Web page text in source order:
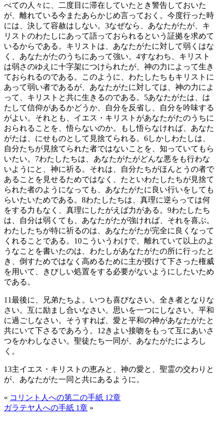
べての人々に、二度目に滞在していたとき警告しておいた
が、離れている今またあらかじめ言っておく。今度行った時
には、決して容赦はしない。 3なぜなら、あなたがたが、キ
リストのわたしにあって語っておられるという証拠を求めて
いるからである。キリストは、あなたがたに対して弱くはな
く、あなたがたのうちにあって強い。 4すなわち、キリスト
は弱さのゆえに十字架につけられたが、神の力によって生き
ておられるのである。このように、わたしたちもキリストに
あって弱い者であるが、あなたがたに対しては、神の力によ
って、キリストと共に生きるのである。 5あなたがたは、は
たして信仰があるかどうか、自分を反省し、自分を吟味する
がよい。それとも、イエス・キリストがあなたがたのうちに
おられることを、悟らないのか。もし悟らなければ、あなた
がたは、にせものとして見捨てられる。 6しかしわたしは、
自分たちが見捨てられた者ではないことを、知っていてもら
いたい。 7わたしたちは、あなたがたがどんな悪をも行わな
いようにと、神に祈る。それは、自分たちがほんとうの者で
あることを見せるためではなく、たといわたしたちが見捨て
られた者のようになっても、あなたがたに良い行いをしても
らいたいためである。 8わたしたちは、真理に逆らっては何
をする力もなく、真理にしたがえば力がある。 9わたしたち
は、自分は弱くても、あなたがたが強ければ、それを喜ぶ。
わたしたちが特に祈るのは、あなたがたが完全に良くなって
くれることである。 10こういうわけで、離れていて以上のよ
うなことを書いたのは、わたしがあなたがたの所に行ったと
き、倒すためではなく高めるために主が授けて下さった権威
を用いて、きびしい処置をする必要がないようにしたいため
である。
11最後に、兄弟たちよ。いつも喜びなさい。全き者となりな
さい。互に励まし合いなさい。思いを一つにしなさい。平和
に過ごしなさい。そうすれば、愛と平和の神があなたがたと
共にいて下さるであろう。 12きよい接吻をもって互にあいさ
つをかわしなさい。聖徒たち一同が、あなたがたによろし
く。
13主イエス・キリストの恵みと、神の愛と、聖霊の交わりと
が、あなたがた一同と共にあるように。
« コリント人への第二の手紙 12章
ガラテヤ人への手紙 1章 »